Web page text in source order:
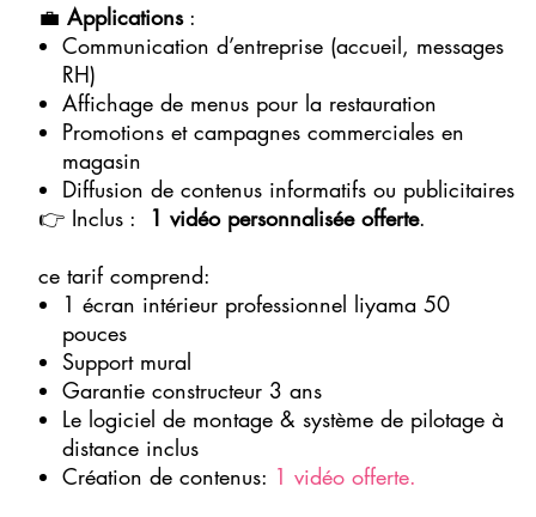
💼 Applications:
Communication d’entreprise (accueil, messages
RH)
Affichage de menus pour la restauration
Promotions et campagnes commerciales en
magasin
Diffusion de contenus informatifs ou publicitaires
👉 Inclus :
1 vidéo personnalisée offerte.
ce tarif comprend:
1 écran intérieur professionnel liyama 50
pouces
Support mural
Garantie constructeur 3 ans
Le logiciel de montage & système de pilotage à
distance inclus
Création de contenus: 1 vidéo offerte.